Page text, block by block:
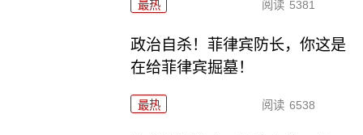
最热 阅读 5381
政治自杀！菲律宾防长，你这是
在给菲律宾掘墓！
最热 阅读 6538